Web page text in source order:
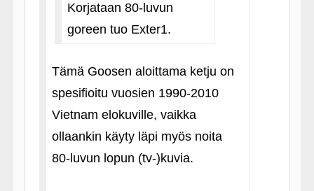
Korjataan 80-luvun
goreen tuo Exter1.
Tämä Goosen aloittama ketju on
spesifioitu vuosien 1990-2010
Vietnam elokuville, vaikka
ollaankin käyty läpi myös noita
80-luvun lopun (tv-)kuvia.